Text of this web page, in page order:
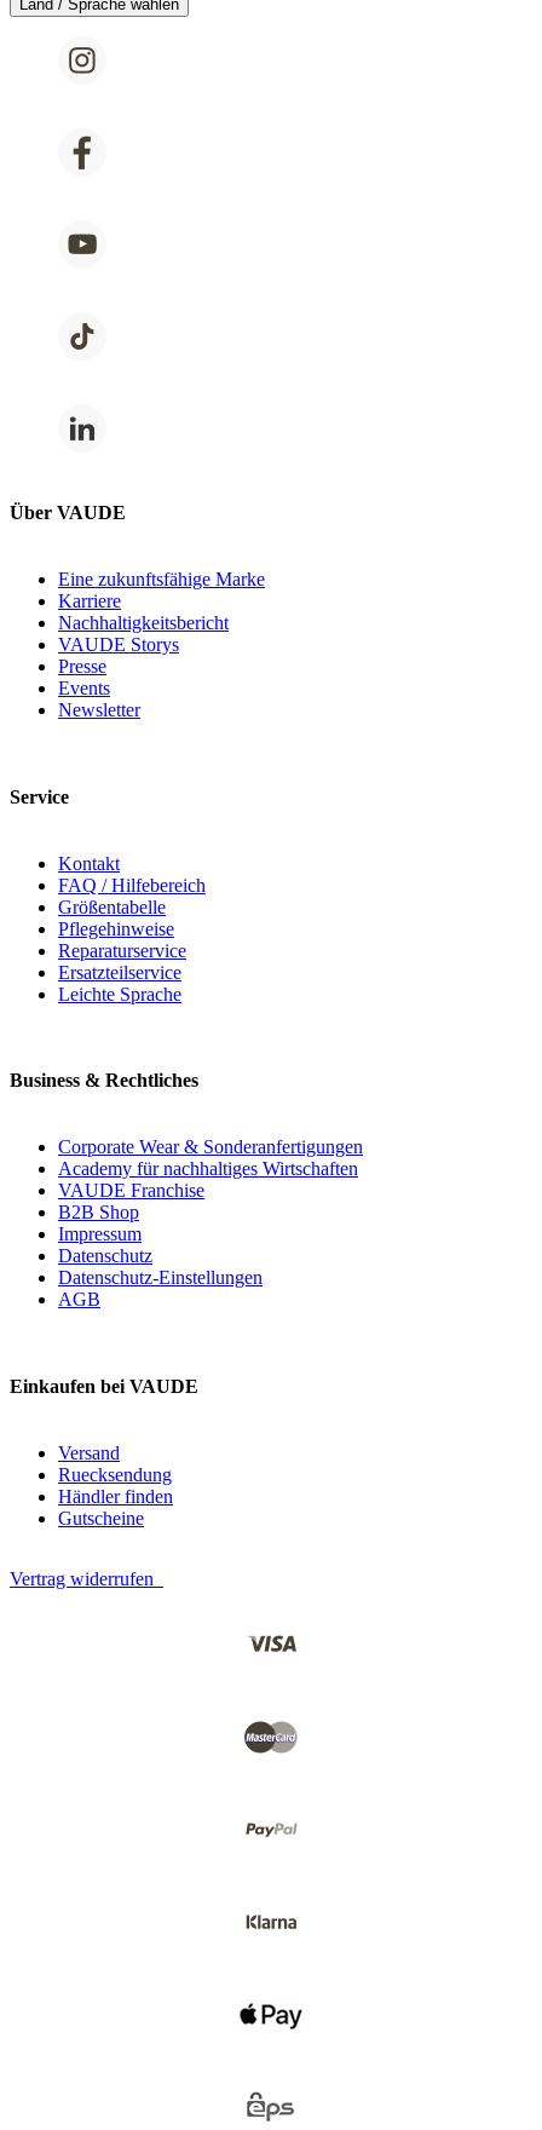
Land / Sprache wählen
Über VAUDE
Eine zukunftsfähige Marke
Karriere
Nachhaltigkeitsbericht
VAUDE Storys
Presse
Events
Newsletter
Service
Kontakt
FAQ / Hilfebereich
Größentabelle
Pflegehinweise
Reparaturservice
Ersatzteilservice
Leichte Sprache
Business & Rechtliches
Corporate Wear & Sonderanfertigungen
Academy für nachhaltiges Wirtschaften
VAUDE Franchise
B2B Shop
Impressum
Datenschutz
Datenschutz-Einstellungen
AGB
Einkaufen bei VAUDE
Versand
Ruecksendung
Händler finden
Gutscheine
Vertrag widerrufen